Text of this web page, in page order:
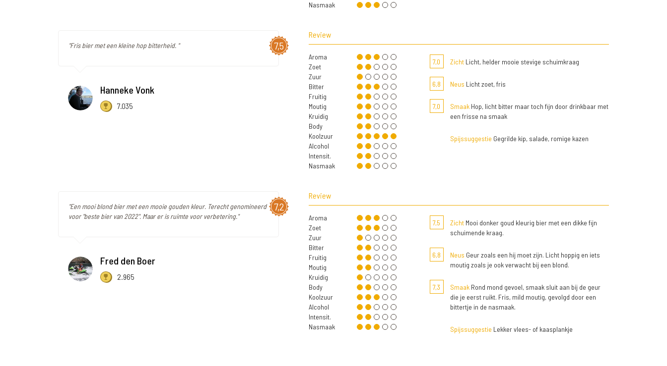
Nasmaak
7,5
"Fris bier met een kleine hop bitterheid. "
Hanneke Vonk
7.035
Review
Aroma
Zoet
Zuur
Bitter
Fruitig
Moutig
Kruidig
Body
Koolzuur
Alcohol
Intensit.
Nasmaak
7,0 ZichtLicht, helder mooie stevige schuimkraag
6,8 Neus Licht zoet, fris
7,0 SmaakHop, licht bitter maar toch fijn door drinkbaar met
een frisse na smaak
Spijssuggestie Gegrilde kip, salade, romige kazen
7,2
"Een mooi blond bier met een mooie gouden kleur. Terecht genomineerd
voor "beste bier van 2022". Maar er is ruimte voor verbetering."
Fred den Boer
2.965
Review
Aroma
Zoet
Zuur
Bitter
Fruitig
Moutig
Kruidig
Body
Koolzuur
Alcohol
Intensit.
Nasmaak
7,5 ZichtMooi donker goud kleurig bier met een dikke fijn
schuimende kraag.
6,8 Neus Geur zoals een hij moet zijn. Licht hoppig en iets
moutig zoals je ook verwacht bij een blond.
7,3 SmaakRond mond gevoel, smaak sluit aan bij de geur
die je eerst ruikt. Fris, mild moutig, gevolgd door een
bittertje in de nasmaak.
Spijssuggestie Lekker vlees- of kaasplankje